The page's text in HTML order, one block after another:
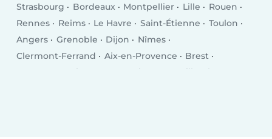
Strasbourg
Bordeaux Montpellier Lille
Rouen
Rennes
Reims Le Havre Saint-Étienne
Toulon
Angers
Grenoble Dijon
Nîmes
Clermont-Ferrand
Aix-en-Provence
Brest
Amiens Limoges
Villeurbanne